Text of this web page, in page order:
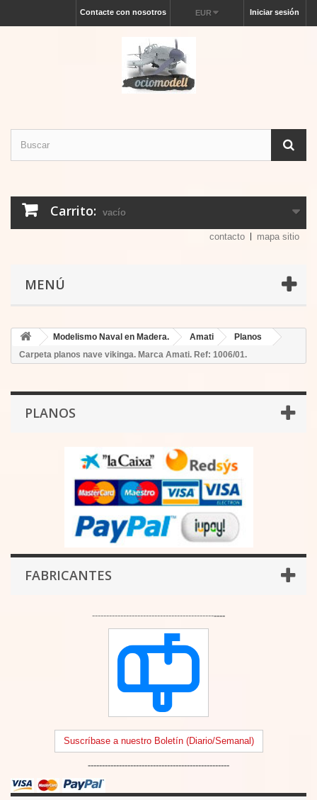
Iniciar sesión
EUR
Contacte con nosotros
Carrito: vacío
contacto mapa sitio
MENÚ
Modelismo Naval en Madera. Amati
Planos
Carpeta planos nave vikinga. Marca Amati. Ref: 1006/01.
PLANOS
FABRICANTES
-----------------------------------------------
Suscríbase a nuestro Boletín (Diario/Semanal)
--------------------------------------------------